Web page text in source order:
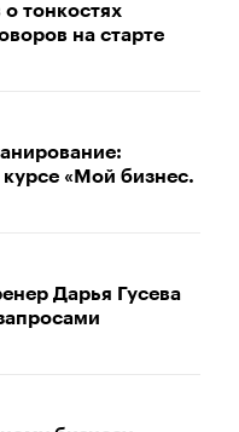
тонкостях
на старте
«Мой бизнес.
Дарья Гусева